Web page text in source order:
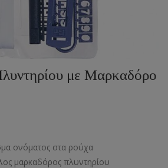
με Μαρκαδόρο
ονόματος στα ρούχα
μαρκαδόρος πλυντηρίου